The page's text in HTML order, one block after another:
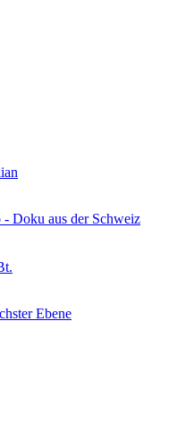
Doku aus der Schweiz
Ebene